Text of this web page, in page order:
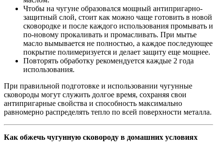
Чтобы на чугуне образовался мощный антипригарно-
защитный слой, стоит как можно чаще готовить в новой
сковородке и после каждого использования промывать и
по-новому прокаливать и промасливать. При мытье
масло вымывается не полностью, а каждое последующее
покрытие полимеризуется и делает защиту еще мощнее.
Повторять обработку рекомендуется каждые 2 года
использования.
При правильной подготовке и использовании чугунные
сковороды могут служить долгое время, сохраняя свои
антипригарные свойства и способность максимально
равномерно распределять тепло по всей поверхности металла.
Как обжечь чугунную сковороду в домашних условиях